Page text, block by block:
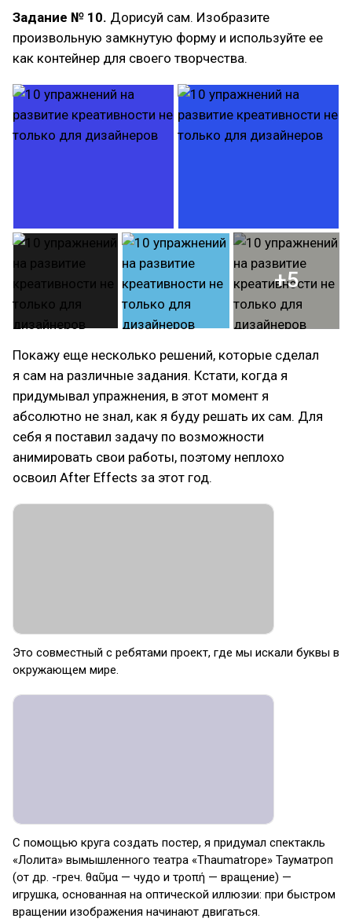
Задание № 10. Дорисуй сам. Изобразите
произвольную замкнутую форму и используйте ее
как контейнер для своего творчества.
+5
Покажу еще несколько решений, которые сделал
я сам на различные задания. Кстати, когда я
придумывал упражнения, в этот момент я
абсолютно не знал, как я буду решать их сам. Для
себя я поставил задачу по возможности
анимировать свои работы, поэтому неплохо
освоил After Effects за этот год.
Это совместный с ребятами проект, где мы искали буквы в
окружающем мире.
С помощью круга создать постер, я придумал спектакль
«Лолита» вымышленного театра «Thaumatrope» Тауматроп
(от др. -греч. θαῦμα — чудо и τροπή — вращение) —
игрушка, основанная на оптической иллюзии: при быстром
вращении изображения начинают двигаться.